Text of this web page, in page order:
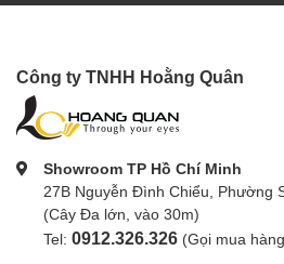
Công ty TNHH Hoằng Quân
Showroom TP Hồ Chí Minh
27B Nguyễn Đình Chiểu, Phường
(Cây Đa lớn, vào 30m)
Tel: 0912.326.326 (Gọi mua